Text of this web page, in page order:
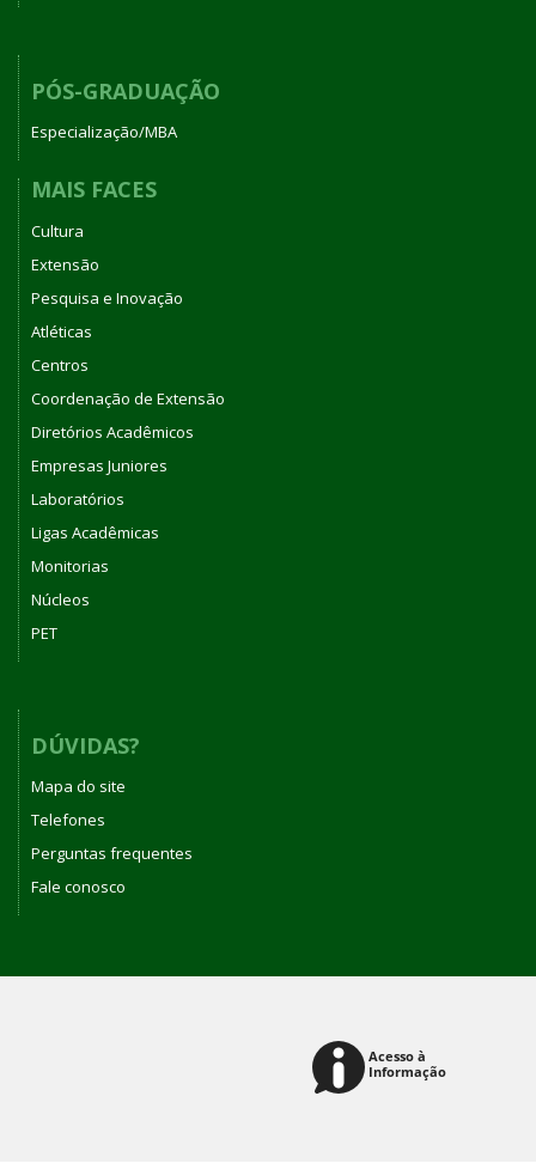
PÓS-GRADUAÇÃO
Especialização/MBA
MAIS FACES
Cultura
Extensão
Pesquisa e Inovação
Atléticas
Centros
Coordenação de Extensão
Diretórios Acadêmicos
Empresas Juniores
Laboratórios
Ligas Acadêmicas
Monitorias
Núcleos
PET
DÚVIDAS?
Mapa do site
Telefones
Perguntas frequentes
Fale conosco